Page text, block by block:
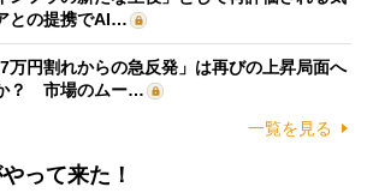
との提携でAI…
万円割れからの急反発」は再びの上昇局面へ
？ 市場のムー…
一覧を見る
って来た！